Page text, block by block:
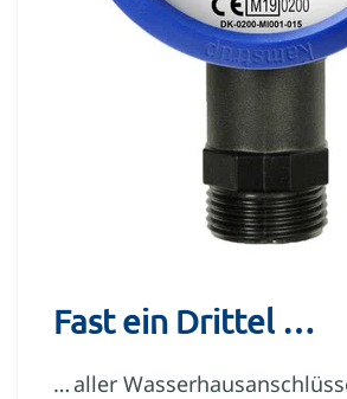
Fast ein Drittel …
… aller